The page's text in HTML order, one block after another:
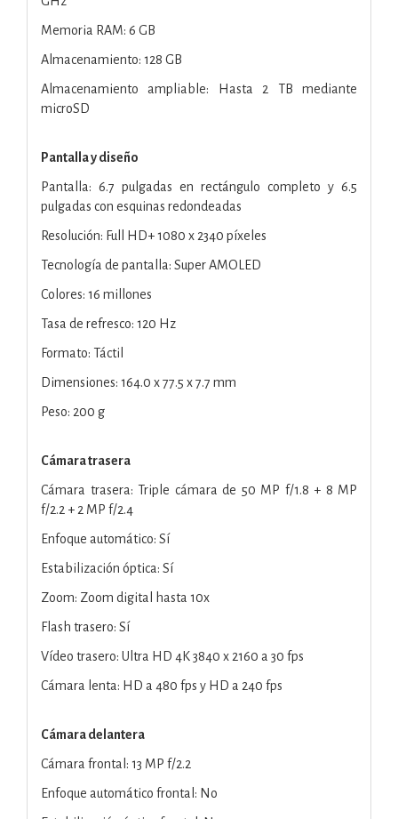
Memoria RAM: 6 GB
Almacenamiento: 128 GB
Almacenamiento ampliable: Hasta 2 TB mediante
microSD
Pantalla y diseño
Pantalla: 6.7 pulgadas en rectángulo completo y 6.5
pulgadas con esquinas redondeadas
Resolución: Full HD+ 1080 x 2340 píxeles
Tecnología de pantalla: Super AMOLED
Colores: 16 millones
Tasa de refresco: 120 Hz
Formato: Táctil
Dimensiones: 164.0 x 77.5 x 7.7 mm
Peso: 200 g
Cámara trasera
Cámara trasera: Triple cámara de 50 MP f/1.8 + 8 MP
f/2.2 + 2 MP f/2.4
Enfoque automático: Sí
Estabilización óptica: Sí
Zoom: Zoom digital hasta 10x
Flash trasero: Sí
Vídeo trasero: Ultra HD 4K 3840 x 2160 a 30 fps
Cámara lenta: HD a 480 fps y HD a 240 fps
Cámara delantera
Cámara frontal: 13 MP f/2.2
Enfoque automático frontal: No